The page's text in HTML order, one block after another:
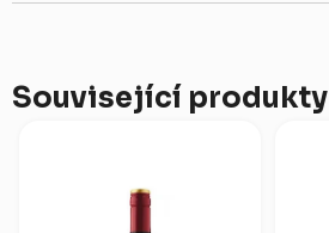
Související produkty